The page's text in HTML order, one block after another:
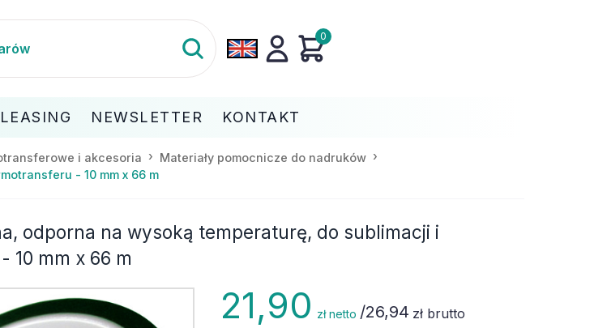
0
LEASING NEWSLETTER KONTAKT
i akcesoria
Materiały pomocnicze do nadruków
- 10 mm x 66 m
odporna na wysoką temperaturę, do sublimacji i
10 mm x 66 m
21,90 zł netto /26,94 zł brutto